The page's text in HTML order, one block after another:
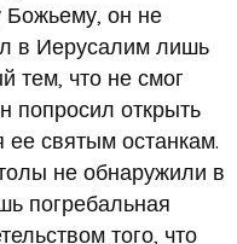
он не
в Иерусалим лишь
тем, что не смог
попросил открыть
ее святым останкам.
не обнаружили в
погребальная
того, что